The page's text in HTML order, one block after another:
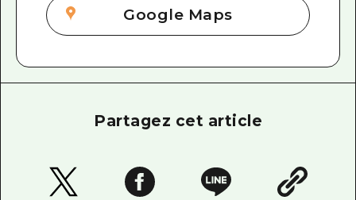
Google Maps
Partagez cet article